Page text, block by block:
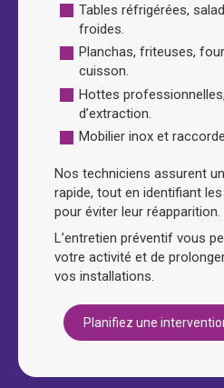
Tables réfrigérées,
froides.
Planchas, friteuses,
cuisson.
Hottes
d’extraction.
Mobilier inox et
Nos techniciens assurent
rapide, tout en identifiant
pour éviter leur réapparition.
L’entretien préventif vous
votre activité et de
vos installations.
Planifiez une